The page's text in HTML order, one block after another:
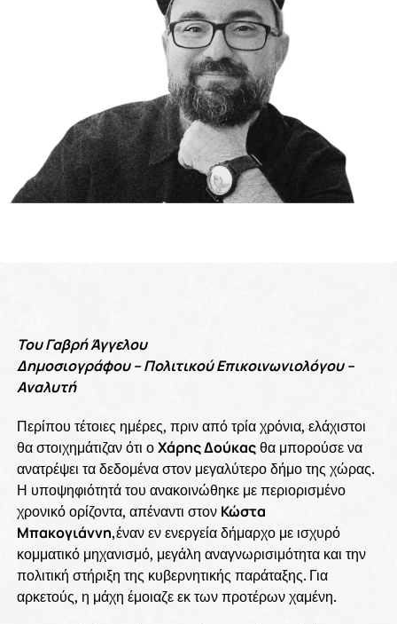
Του Γαβρή Άγγελου
Δημοσιογράφου – Πολιτικού Επικοινωνιολόγου –
Αναλυτή
Περίπου τέτοιες ημέρες, πριν από τρία χρόνια, ελάχιστοι
θα στοιχημάτιζαν ότι οΧάρης Δούκαςθα μπορούσε να
ανατρέψει τα δεδομένα στον μεγαλύτερο δήμο της χώρας.
Η υποψηφιότητά του ανακοινώθηκε με περιορισμένο
χρονικό ορίζοντα, απέναντι στον Κώστα
Μπακογιάννη,έναν εν ενεργεία δήμαρχο με ισχυρό
κομματικό μηχανισμό, μεγάλη αναγνωρισιμότητα και την
πολιτική στήριξη της κυβερνητικής παράταξης. Για
αρκετούς, η μάχη έμοιαζε εκ των προτέρων χαμένη.